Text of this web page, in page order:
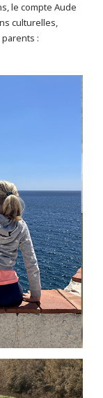
le compte Aude
culturelles,
: